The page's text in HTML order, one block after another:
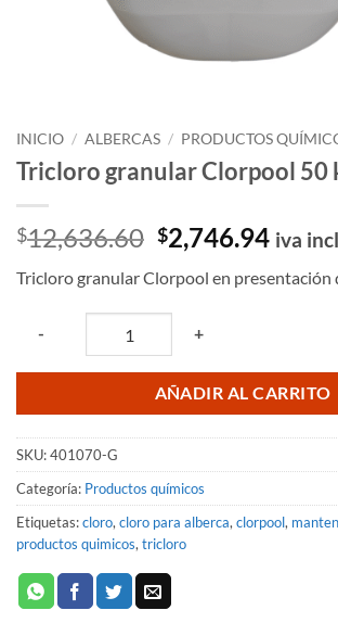
INICIO / ALBERCAS / PRODUCTOS
Tricloro granular Clorpool 50
$12,636.60 El
precio
original
era:
$12,636.60.
$2,746.94El
iva
Tricloro granular Clorpool en presentación
- +
AÑADIR AL CARRITO
SKU:401070-G
Categoría: Productos químicos
Etiquetas:cloro, cloro para alberca, clorpool,
productos quimicos, tricloro